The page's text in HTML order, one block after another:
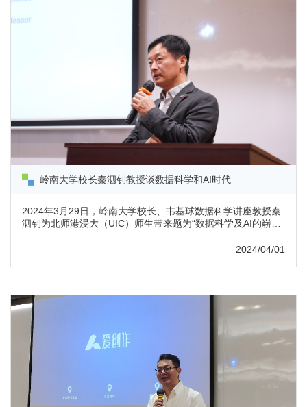
岭南大学校长秦泗钊教授谈数据科学和AI时代
2024年3月29日，岭南大学校长、韦基球数据科学讲座教授秦
泗钊为北师港浸大（UIC）师生带来题为“数据科学及AI的崭新
科研成果，他认为面对科技浪潮，高等教育应积极拥抱大数
副校长周荫强教授（...
2024/04/01